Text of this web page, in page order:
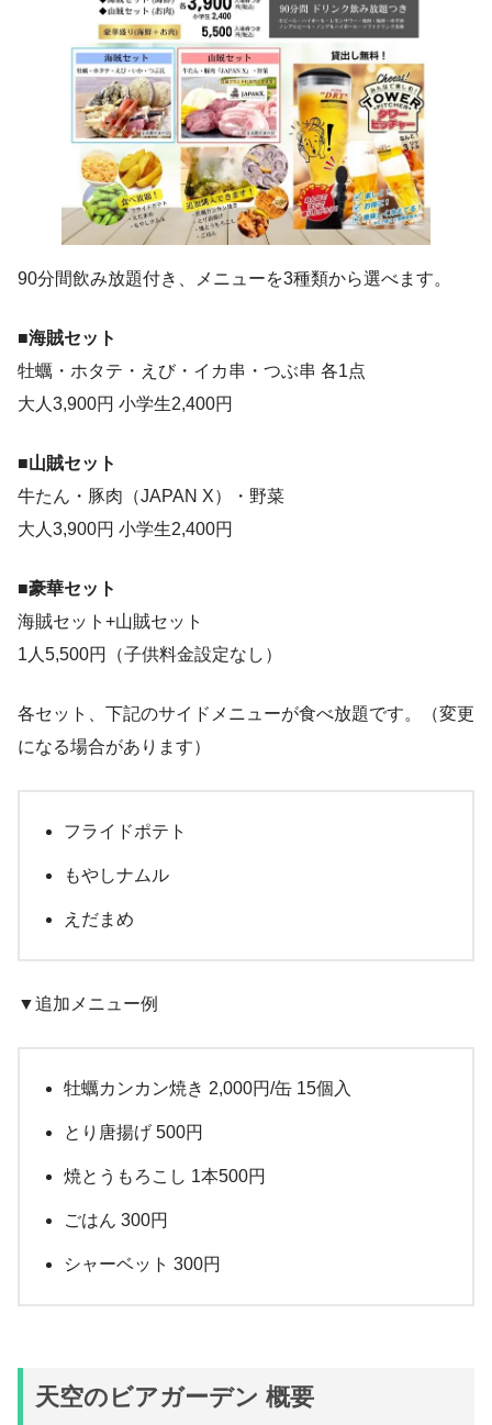
90分間飲み放題付き、メニューを3種類から選べます。
■海賊セット
牡蠣・ホタテ・えび・イカ串・つぶ串 各1点
大人3,900円 小学生2,400円
■山賊セット
牛たん・豚肉（JAPAN X）・野菜
大人3,900円 小学生2,400円
■豪華セット
海賊セット+山賊セット
1人5,500円（子供料金設定なし）
各セット、下記のサイドメニューが食べ放題です。（変更
になる場合があります）
フライドポテト
もやしナムル
えだまめ
▼追加メニュー例
牡蠣カンカン焼き 2,000円/缶 15個入
とり唐揚げ 500円
焼とうもろこし 1本500円
ごはん 300円
シャーベット 300円
天空のビアガーデン 概要